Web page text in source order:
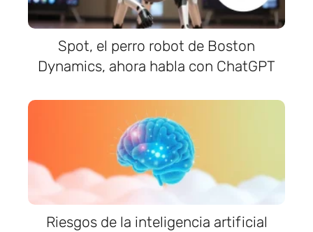
Spot, el perro robot de Boston
Dynamics, ahora habla con ChatGPT
Riesgos de la inteligencia artificial